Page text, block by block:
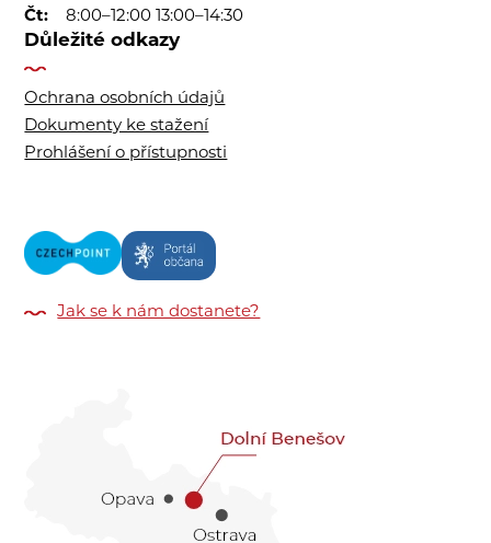
Čt:
8:00–12:00 13:00–14:30
Důležité odkazy
Ochrana osobních údajů
Dokumenty ke stažení
Prohlášení o přístupnosti
Jak se k nám dostanete?